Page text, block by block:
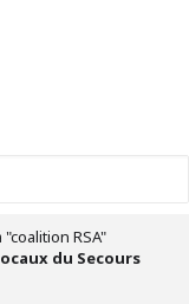
RSA"
du Secours